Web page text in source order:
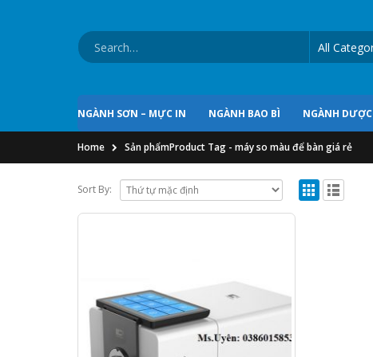
NGÀNH SƠN – MỰC IN NGÀNH BAO BÌ NGÀNH DƯỢC
Home Sản phẩmProduct Tag - máy so màu để bàn giá rẻ
Sort By: